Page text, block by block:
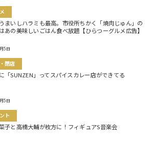
まいしハラミも最高。市役所ちかく「焼肉じゅん」の
あの美味しいごはん食べ放題【ひらつーグルメ広告】
5日
閉店
「SUNZEN」ってスパイスカレー店ができてる
5日
ト
子と高橋大輔が枚方に！フィギュアS音楽会